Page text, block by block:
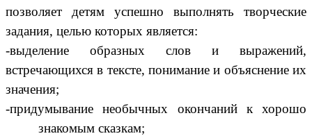
позволяет детям успешно выполнять творческие
задания, целью которых является:
-выделение образных слов и выражений,
встречающихся в тексте, понимание и объяснение их
значения;
-придумывание необычных окончаний к хорошо
знакомым сказкам;